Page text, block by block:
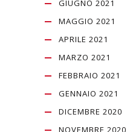
GIUGNO 2021
MAGGIO 2021
APRILE 2021
MARZO 2021
FEBBRAIO 2021
GENNAIO 2021
DICEMBRE 2020
NOVEMBRE 2020